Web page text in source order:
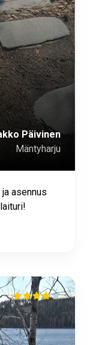
Päivinen
Mäntyharju
asennus